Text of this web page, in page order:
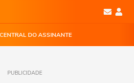
CENTRAL DO ASSINANTE
PUBLICIDADE